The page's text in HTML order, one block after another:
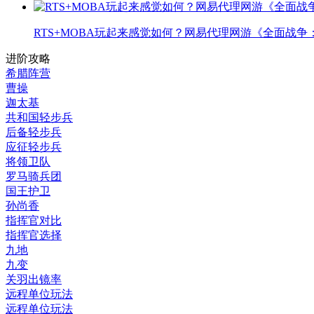
RTS+MOBA玩起来感觉如何？网易代理网游《全面战争
进阶攻略
希腊阵营
曹操
迦太基
共和国轻步兵
后备轻步兵
应征轻步兵
将领卫队
罗马骑兵团
国王护卫
孙尚香
指挥官对比
指挥官选择
九地
九变
关羽出镜率
远程单位玩法
远程单位玩法